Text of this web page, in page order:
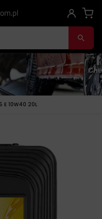
E 10W40 20L